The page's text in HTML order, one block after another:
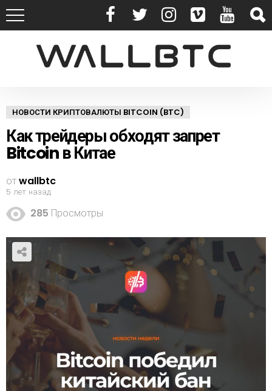
НОВОСТИ КРИПТОВАЛЮТЫ BITCOIN (BTC)
Как трейдеры обходят запрет
Bitcoin в Китае
отwallbtc
5 лет назад
285 Просмотры